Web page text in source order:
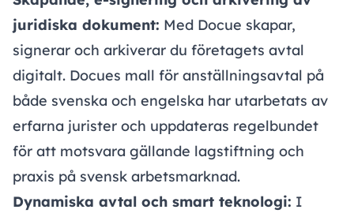
juridiska dokument: Med Docue skapar,
signerar och arkiverar du företagets avtal
digitalt. Docues mall för anställningsavtal på
både svenska och engelska har utarbetats av
erfarna jurister och uppdateras regelbundet
för att motsvara gällande lagstiftning och
praxis på svensk arbetsmarknad.
Dynamiska avtal och smart teknologi: I